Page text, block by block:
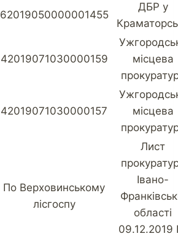
62019050000001455
ДБР у
42019071030000159
місцева
42019071030000157
місцева
По Верховинському
лісгоспу
Лист
Івано-
області